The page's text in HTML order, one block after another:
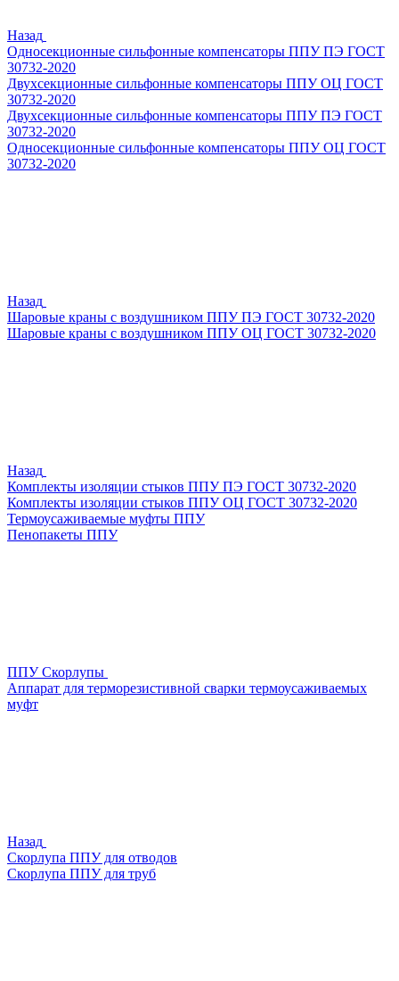
Назад
Односекционные сильфонные компенсаторы ППУ ПЭ ГОСТ
30732-2020
Двухсекционные сильфонные компенсаторы ППУ ОЦ ГОСТ
30732-2020
Двухсекционные сильфонные компенсаторы ППУ ПЭ ГОСТ
30732-2020
Односекционные сильфонные компенсаторы ППУ ОЦ ГОСТ
30732-2020
Назад
Шаровые краны с воздушником ППУ ПЭ ГОСТ 30732-2020
Шаровые краны с воздушником ППУ ОЦ ГОСТ 30732-2020
Назад
Комплекты изоляции стыков ППУ ПЭ ГОСТ 30732-2020
Комплекты изоляции стыков ППУ ОЦ ГОСТ 30732-2020
Термоусаживаемые муфты ППУ
Пенопакеты ППУ
ППУ Скорлупы
Аппарат для терморезистивной сварки термоусаживаемых
муфт
Назад
Скорлупа ППУ для отводов
Скорлупа ППУ для труб